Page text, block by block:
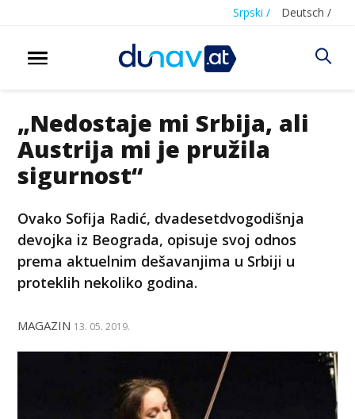
Srpski / Deutsch /
„Nedostaje mi Srbija, ali
Austrija mi je pružila
sigurnost“
Ovako Sofija Radić, dvadesetdvogodišnja
devojka iz Beograda, opisuje svoj odnos
prema aktuelnim dešavanjima u Srbiji u
proteklih nekoliko godina.
MAGAZIN 13. 05. 2019.